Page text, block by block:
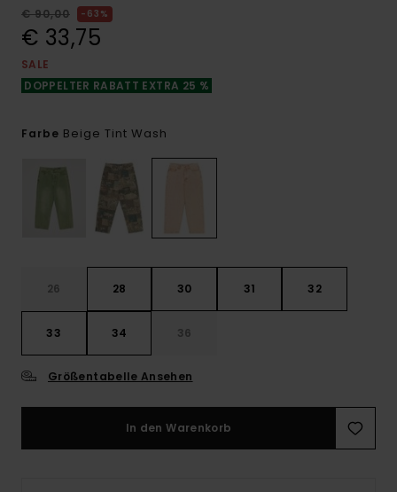
€ 90,00
63%
€ 33,75
SALE
DOPPELTER RABATT EXTRA 25 %
Farbe Beige Tint Wash
26 28 30 31 32
33 34 36
Größentabelle Ansehen
In den Warenkorb